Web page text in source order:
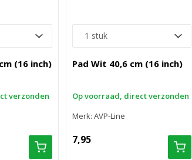
(16 inch)
verzonden
Pad Wit 40,6 cm (16 inch)
Op voorraad, direct verzonden
Merk: AVP-Line
7,95